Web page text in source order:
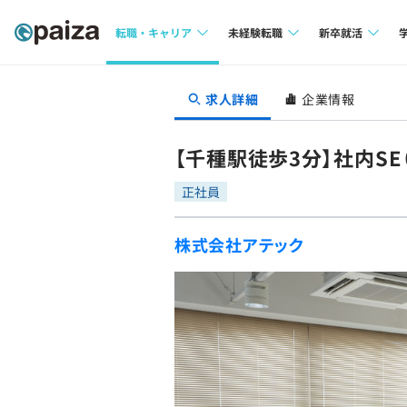
転職・キャリア
転職成功ガイド
転職エージェント
未経験転職
求人検索
転職成功ガイド
新卒就活
本選考
インターン
インタビュー
就活成功ガイド
求人詳細 企業情報
【千種駅徒歩3分】社内
正社員
株式会社アテック